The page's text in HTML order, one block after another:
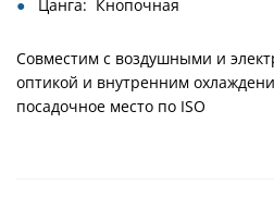
Цанга: Кнопочная
Совместим с воздушными и
оптикой и внутренним
посадочное место по ISO